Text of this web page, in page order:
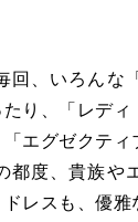
、いろんな
り、「レディ
エグゼクティ
都度、貴族や
ドレスも、優